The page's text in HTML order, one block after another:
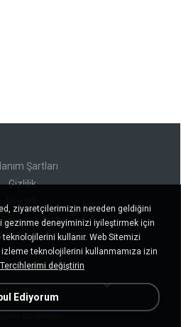
Şartları
Gizlilik
satmayın
paylaşmayın
ziyaretçilerimizin nereden geldiğini
gezinme deneyiminizi iyileştirmek için
kullanır. Web Sitemizi
teknolojilerini kullanmamıza izin
Tercihlerimi değiştirin
Ediyorum